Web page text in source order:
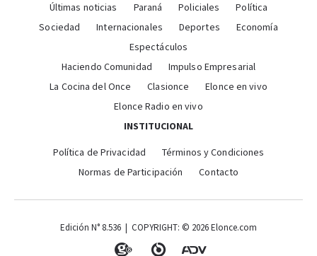
Últimas noticias Paraná Policiales
Política
Sociedad
Internacionales Deportes
Economía
Espectáculos
Haciendo Comunidad
Impulso Empresarial
La Cocina del Once
Clasionce
Elonce en vivo
Elonce Radio en vivo
INSTITUCIONAL
Política de Privacidad
Términos y Condiciones
Normas de Participación
Contacto
Edición N° 8.536 | COPYRIGHT: © 2026 Elonce.com